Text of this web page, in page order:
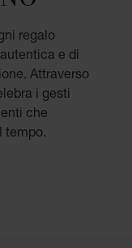
regalo
e di
Attraverso
i gesti
che
tempo.